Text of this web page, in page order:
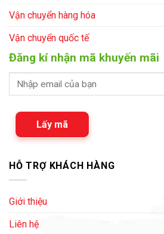
Vận chuyển hàng hóa
Vận chuyển quốc tế
Đăng kí nhận mã khuyến mãi
Lấy mã
HỖ TRỢ KHÁCH HÀNG
Giới thiệu
Liên hệ